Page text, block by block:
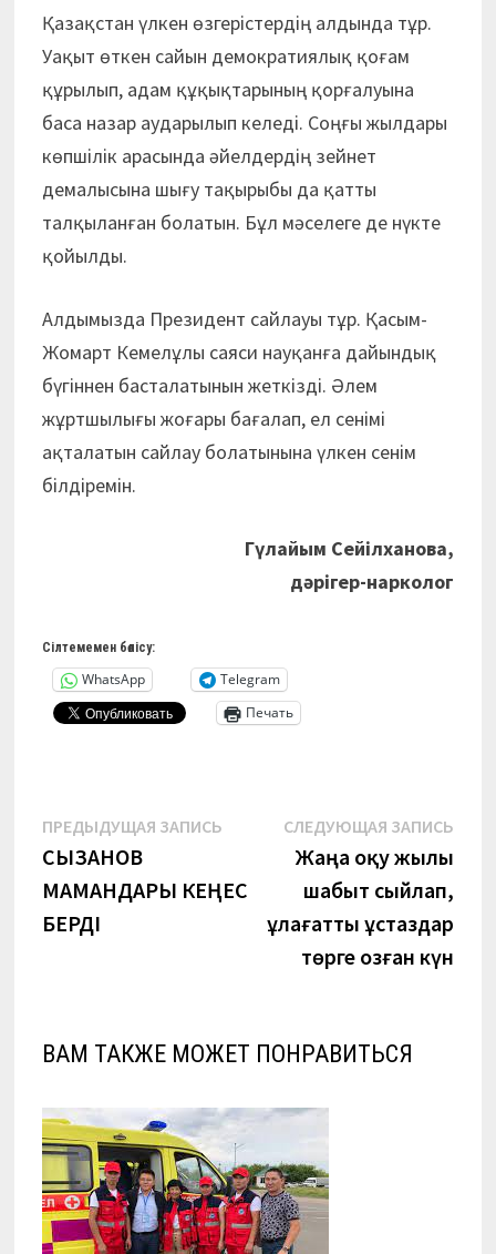
Қазақстан үлкен өзгерістердің алдында тұр.
Уақыт өткен сайын демократиялық қоғам
құрылып, адам құқықтарының қорғалуына
баса назар аударылып келеді. Соңғы жылдары
көпшілік арасында әйелдердің зейнет
демалысына шығу тақырыбы да қатты
талқыланған болатын. Бұл мәселеге де нүкте
қойылды.
Алдымызда Президент сайлауы тұр. Қасым-
Жомарт Кемелұлы саяси науқанға дайындық
бүгіннен басталатынын жеткізді. Әлем
жұртшылығы жоғары бағалап, ел сенімі
ақталатын сайлау болатынына үлкен сенім
білдіремін.
Гүлайым Сейілханова,
дәрігер-нарколог
Сілтемемен бөлісу:
WhatsApp
Telegram
Печать
Навигация
по
записям
ПРЕДЫДУЩАЯ ЗАПИСЬПредыдущая
СЫЗҒАНОВ
МАМАНДАРЫ КЕҢЕС
БЕРДI
СЛЕДУЮЩАЯ ЗАПИСЬ
Жаңа оқу жылы
шабыт сыйлап,
ұлағатты ұстаздар
төрге озған күн
ВАМ ТАКЖЕ МОЖЕТ ПОНРАВИТЬСЯ